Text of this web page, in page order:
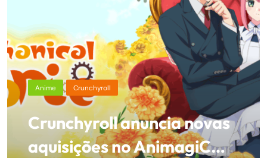
Anime Crunchyroll
Crunchyroll anuncia novas
aquisições no AnimagiC